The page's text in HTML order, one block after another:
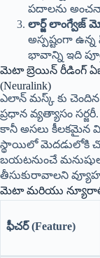
పదాలను అంచనా
లార్జ్ లాంగ్వేజ్
అస్పష్టంగా
భావాన్ని ఇది
మెటా బ్రెయిన్ రీడింగ్ ఏఐ
(Neuralink)
ఎలాన్ మస్క్ కు చెందిన
ప్రధాన వ్యత్యాసం సర్జరీ.
కానీ అసలు కీలకమైన
స్థాయిలో మెదడులోకి
బయటనుంచే
తీసుకురావాలని
మెటా మరియు
ఫీచర్ (Feature)